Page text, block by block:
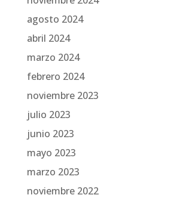
agosto 2024
abril 2024
marzo 2024
febrero 2024
noviembre 2023
julio 2023
junio 2023
mayo 2023
marzo 2023
noviembre 2022